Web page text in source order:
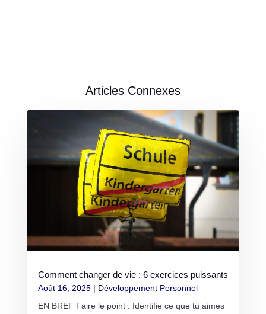
Articles Connexes
Comment changer de vie : 6 exercices puissants
Août 16, 2025| Développement Personnel
EN BREF Faire le point : Identifie ce que tu aimes